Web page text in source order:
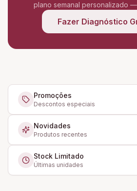
plano semanal personalizado
Fazer Diagnóstico
Promoções
Descontos especiais
Novidades
Produtos recentes
Stock Limitado
Últimas unidades